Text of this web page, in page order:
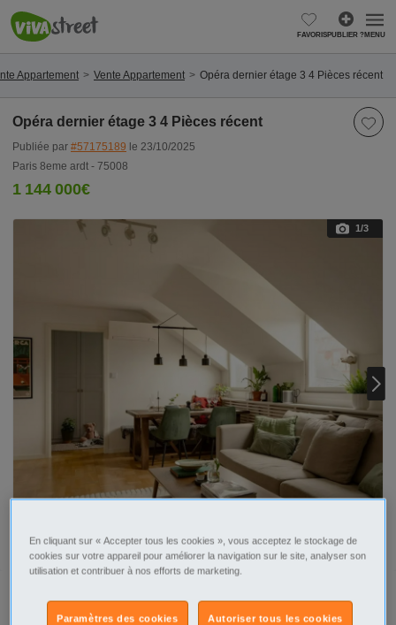
FAVORISPUBLIER ?MENU
Appartement Vente Appartement Opéra dernier étage 3 4 Pièces récent
Opéra dernier étage 3 4 Pièces récent
Publiée par #57175189 le 23/10/2025
Paris 8eme ardt - 75008
1 144 000€
1/3
Tel Sms
En cliquant sur « Accepter tous les cookies », vous acceptez le stockage de
cookies sur votre appareil pour améliorer la navigation sur le site, analyser son
utilisation et contribuer à nos efforts de marketing.
Autoriser tous les cookies
Paramètres des cookies